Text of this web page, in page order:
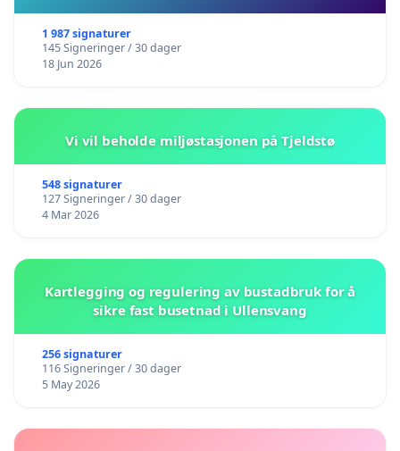
1 987 signaturer
145 Signeringer / 30 dager
18 Jun 2026
Vi vil beholde miljøstasjonen på Tjeldstø
548 signaturer
127 Signeringer / 30 dager
4 Mar 2026
Kartlegging og regulering av bustadbruk for å
sikre fast busetnad i Ullensvang
256 signaturer
116 Signeringer / 30 dager
5 May 2026